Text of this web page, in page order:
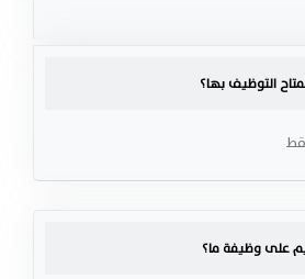
التوظيف بها؟
على وظيفة ما؟